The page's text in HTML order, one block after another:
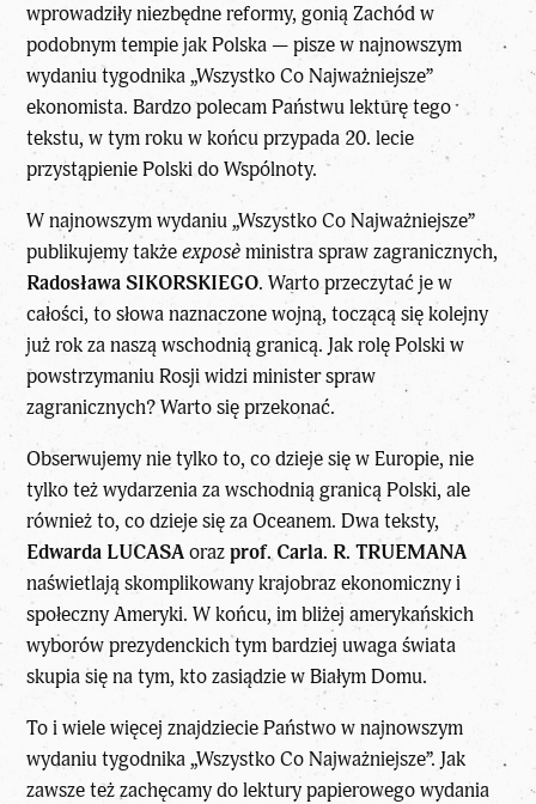
wprowadziły niezbędne reformy, gonią Zachód w
podobnym tempie jak Polska — pisze w najnowszym
wydaniu tygodnika „Wszystko Co Najważniejsze”
ekonomista. Bardzo polecam Państwu lekturę tego
tekstu, w tym roku w końcu przypada 20. lecie
przystąpienie Polski do Wspólnoty.
W najnowszym wydaniu „Wszystko Co Najważniejsze”
publikujemy takżeexposèministra spraw zagranicznych,
Radosława SIKORSKIEGO. Warto przeczytać je w
całości, to słowa naznaczone wojną, toczącą się kolejny
już rok za naszą wschodnią granicą. Jak rolę Polski w
powstrzymaniu Rosji widzi minister spraw
zagranicznych? Warto się przekonać.
Obserwujemy nie tylko to, co dzieje się w Europie, nie
tylko też wydarzenia za wschodnią granicą Polski, ale
również to, co dzieje się za Oceanem. Dwa teksty,
Edwarda LUCASAorazprof. Carla. R. TRUEMANA
naświetlają skomplikowany krajobraz ekonomiczny i
społeczny Ameryki. W końcu, im bliżej amerykańskich
wyborów prezydenckich tym bardziej uwaga świata
skupia się na tym, kto zasiądzie w Białym Domu.
To i wiele więcej znajdziecie Państwo w najnowszym
wydaniu tygodnika „Wszystko Co Najważniejsze”. Jak
zawsze też zachęcamy do lektury papierowego wydania